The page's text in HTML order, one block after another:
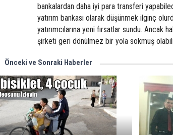
bankalardan daha iyi para transferi
yatırım bankası olarak düşünmek ilginç
yatırımcılarına yeni fırsatlar sundu. Ancak
şirketi geri dönülmez bir yola sokmuş
Önceki ve Sonraki Haberler